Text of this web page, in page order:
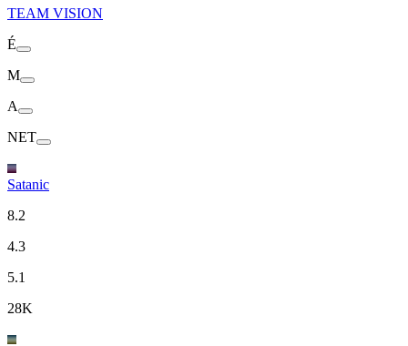
TEAM VISION
É
M
A
NET
Satanic
8.2
4.3
5.1
28K